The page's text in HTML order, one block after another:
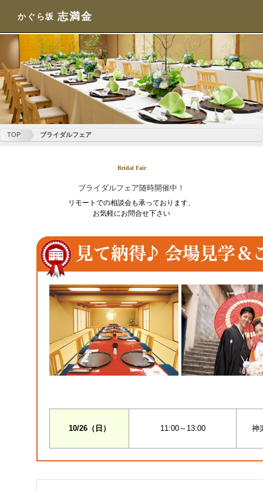
かぐら坂 志満金
TOP ブライダルフェア
Bridal Fair
ブライダルフェア随時開催中！
リモートでの相談会も承っております、
お気軽にお問合せ下さい
10/26（日） 11:00～13:00 神